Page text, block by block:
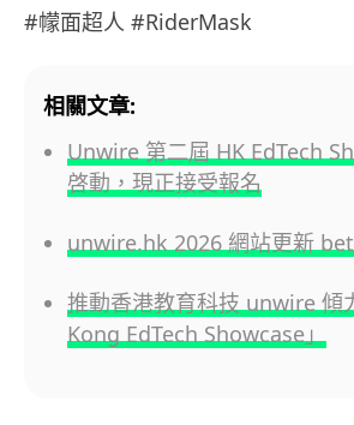
#幪面超人 #RiderMask
相關文章:
Unwire 第二屆 HK EdTech
啓動，現正接受報名
unwire.hk 2026 網站更新
推動香港教育科技 unwire 傾
Kong EdTech Showcase」